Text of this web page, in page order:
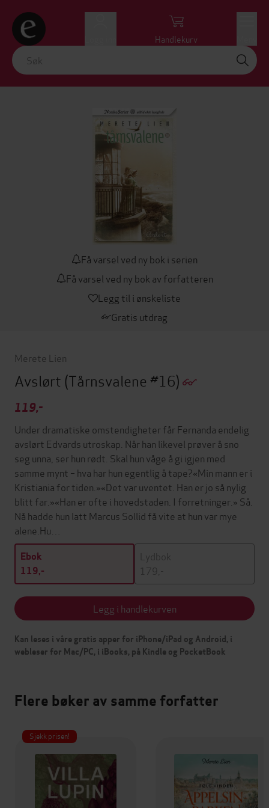
Handlekurv
Få varsel ved ny bok i serien
Få varsel ved ny bok av forfatteren
Legg til i ønskeliste
Gratis utdrag
Merete Lien
Avslørt (Tårnsvalene #16)
119,-
Under dramatiske omstendigheter får Fernanda endelig
avslørt Edvards utroskap. Når han likevel prøver å sno
seg unna, ser hun rødt. Skal hun våge å gi igjen med
samme mynt – hva har hun egentlig å tape?«Min mann er i
Kristiania for tiden.»«Det var uventet. Han er jo så nylig
blitt far.»«Han er ofte i hovedstaden. I forretninger.» Så.
Nå hadde hun latt Marcus Sollid få vite at hun var mye
alene.Hu…
Ebok
119,-
Lydbok
179,-
Legg i handlekurven
Kan leses i våre gratis apper for iPhone/iPad og Android, i
webleser for Mac/PC, i iBooks, på Kindle og PocketBook
Flere bøker av samme forfatter
Sjekk prisen!